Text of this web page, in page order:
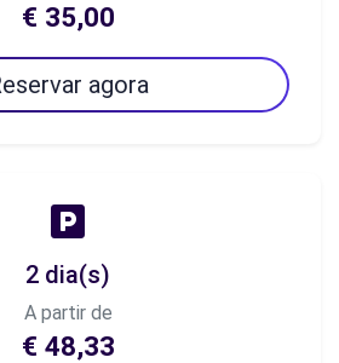
€ 35,00
agora
2 dia(s)
A partir de
€ 48,33